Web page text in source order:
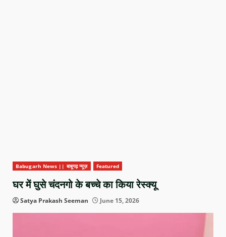
Babugarh News || बाबूगढ़ न्यूज़ Featured
घर में घुसे चंदनगो के बच्चे का किया रेस्क्यू
Satya Prakash Seeman June 15, 2026